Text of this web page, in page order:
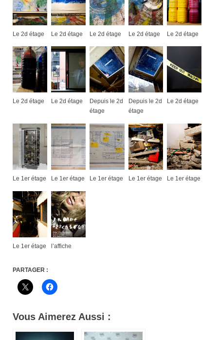
Le 2d étage Le 2d étage Le 2d étage Le 2d étage Le 2d étage
Le 2d étage Le 2d étage
Depuis le 2d
étage
Depuis le 2d
étage
Le 2d étage
Le 1er étage Le 1er étage Le 1er étage Le 1er étage Le 1er étage
Le 1er étage l’affiche
PARTAGER :
Vous Aimerez Aussi :